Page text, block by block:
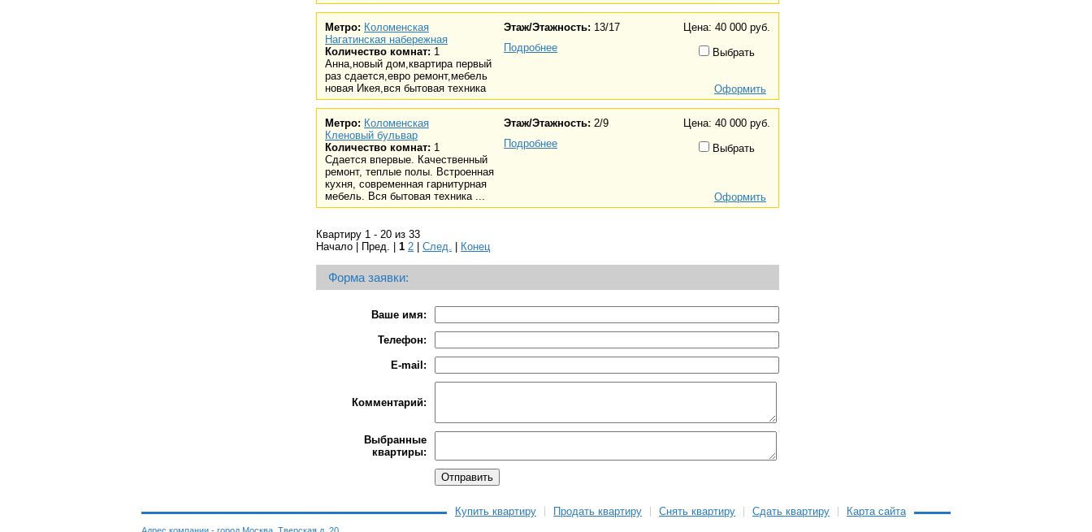
Метро: Коломенская
Нагатинская набережная
Количество комнат: 1
Анна,новый дом,квартира первый
раз сдается,евро ремонт,мебель
новая Икея,вся бытовая техника
Этаж/Этажность: 13/17
Подробнее
Цена: 40 000 руб.
Выбрать
Оформить
Метро: Коломенская
Кленовый бульвар
Количество комнат: 1
Сдается впервые. Качественный
ремонт, теплые полы. Встроенная
кухня, современная гарнитурная
мебель. Вся бытовая техника ...
Этаж/Этажность: 2/9
Подробнее
Цена: 40 000 руб.
Выбрать
Оформить
Квартиру 1 - 20 из 33
Начало | Пред. | 1 2 След. Конец
Форма заявки:
Ваше имя:
Телефон:
E-mail:
Комментарий:
Выбранные
квартиры:
Купить квартиру Продать квартиру Снять квартиру Сдать квартиру Карта сайта